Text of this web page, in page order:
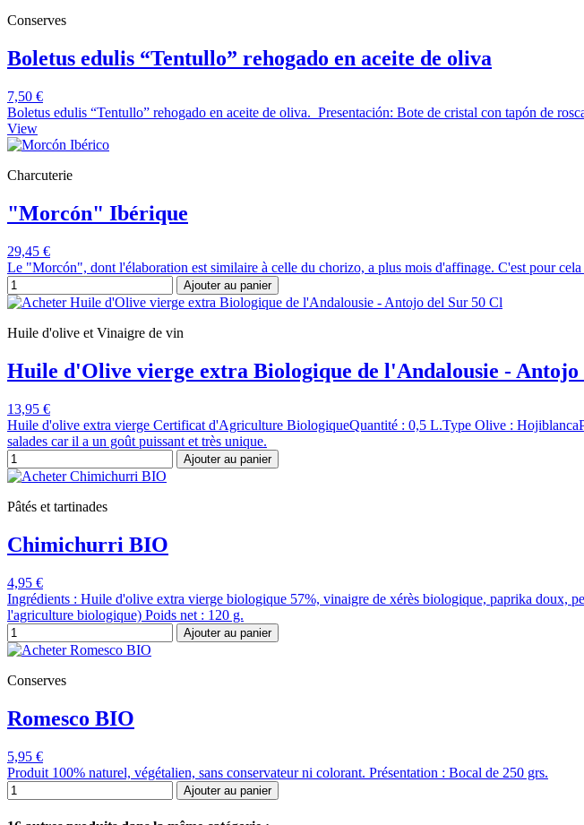
Conserves
Boletus edulis “Tentullo” rehogado en aceite de oliva
7,50 €
Boletus edulis “Tentullo” rehogado en aceite de oliva. Presentación: Bote de cristal con tapón de
View
Charcuterie
"Morcón" Ibérique
29,45 €
Le "Morcón", dont l'élaboration est similaire à celle du chorizo, a plus mois d'affinage. C'est pour
Ajouter au panier
Huile d'olive et Vinaigre de vin
Huile d'Olive vierge extra Biologique de l'Andalousie - Antojo
13,95 €
Huile d'olive extra vierge Certificat d'Agriculture BiologiqueQuantité : 0,5 L.Type Olive :
salades car il a un goût puissant et très unique.
Ajouter au panier
Pâtés et tartinades
Chimichurri BIO
4,95 €
Ingrédients : Huile d'olive extra vierge biologique 57%, vinaigre de xérès biologique, paprika doux,
l'agriculture biologique) Poids net : 120 g.
Ajouter au panier
Conserves
Romesco BIO
5,95 €
Produit 100% naturel, végétalien, sans conservateur ni colorant. Présentation : Bocal de 250 grs.
Ajouter au panier